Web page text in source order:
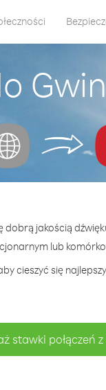
dobrą jakością
lub
cieszyć się
stawki połączeń